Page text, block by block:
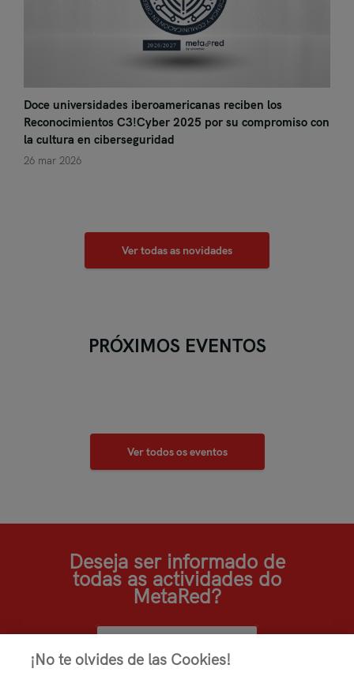
Doce universidades iberoamericanas reciben los
Reconocimientos C3!Cyber 2025 por su compromiso con
la cultura en ciberseguridad
26 mar 2026
Ver todas as novidades
PRÓXIMOS EVENTOS
Ver todos os eventos
Deseja ser informado de
todas as actividades do
MetaRed?
¡No te olvides de las Cookies!